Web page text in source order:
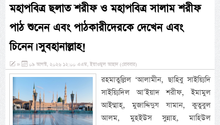
মহাপবিত্র ছলাত শরীফ ও মহাপবিত্র সালাম শরীফ
পাঠ শুনেন এবং পাঠকারীদেরকে দেখেন এবং
চিনেন। সুবহানাল্লাহ!
» ০৯ আগস্ট, ২০২৬ ১২:০০ এএম, ইয়াওমুল আহাদ (রোববার)
রহমাতুল্লিল ‘আলামীন, ছাহিবু সাইয়্যিদি
সাইয়্যিদিল আ’ইয়াদ শরীফ, ইমামুল
আইম্মাহ্, মুজাদ্দিদুয যামান, কুতুবুল
আলম, মুহইউস সুন্নাহ, মাহিউল